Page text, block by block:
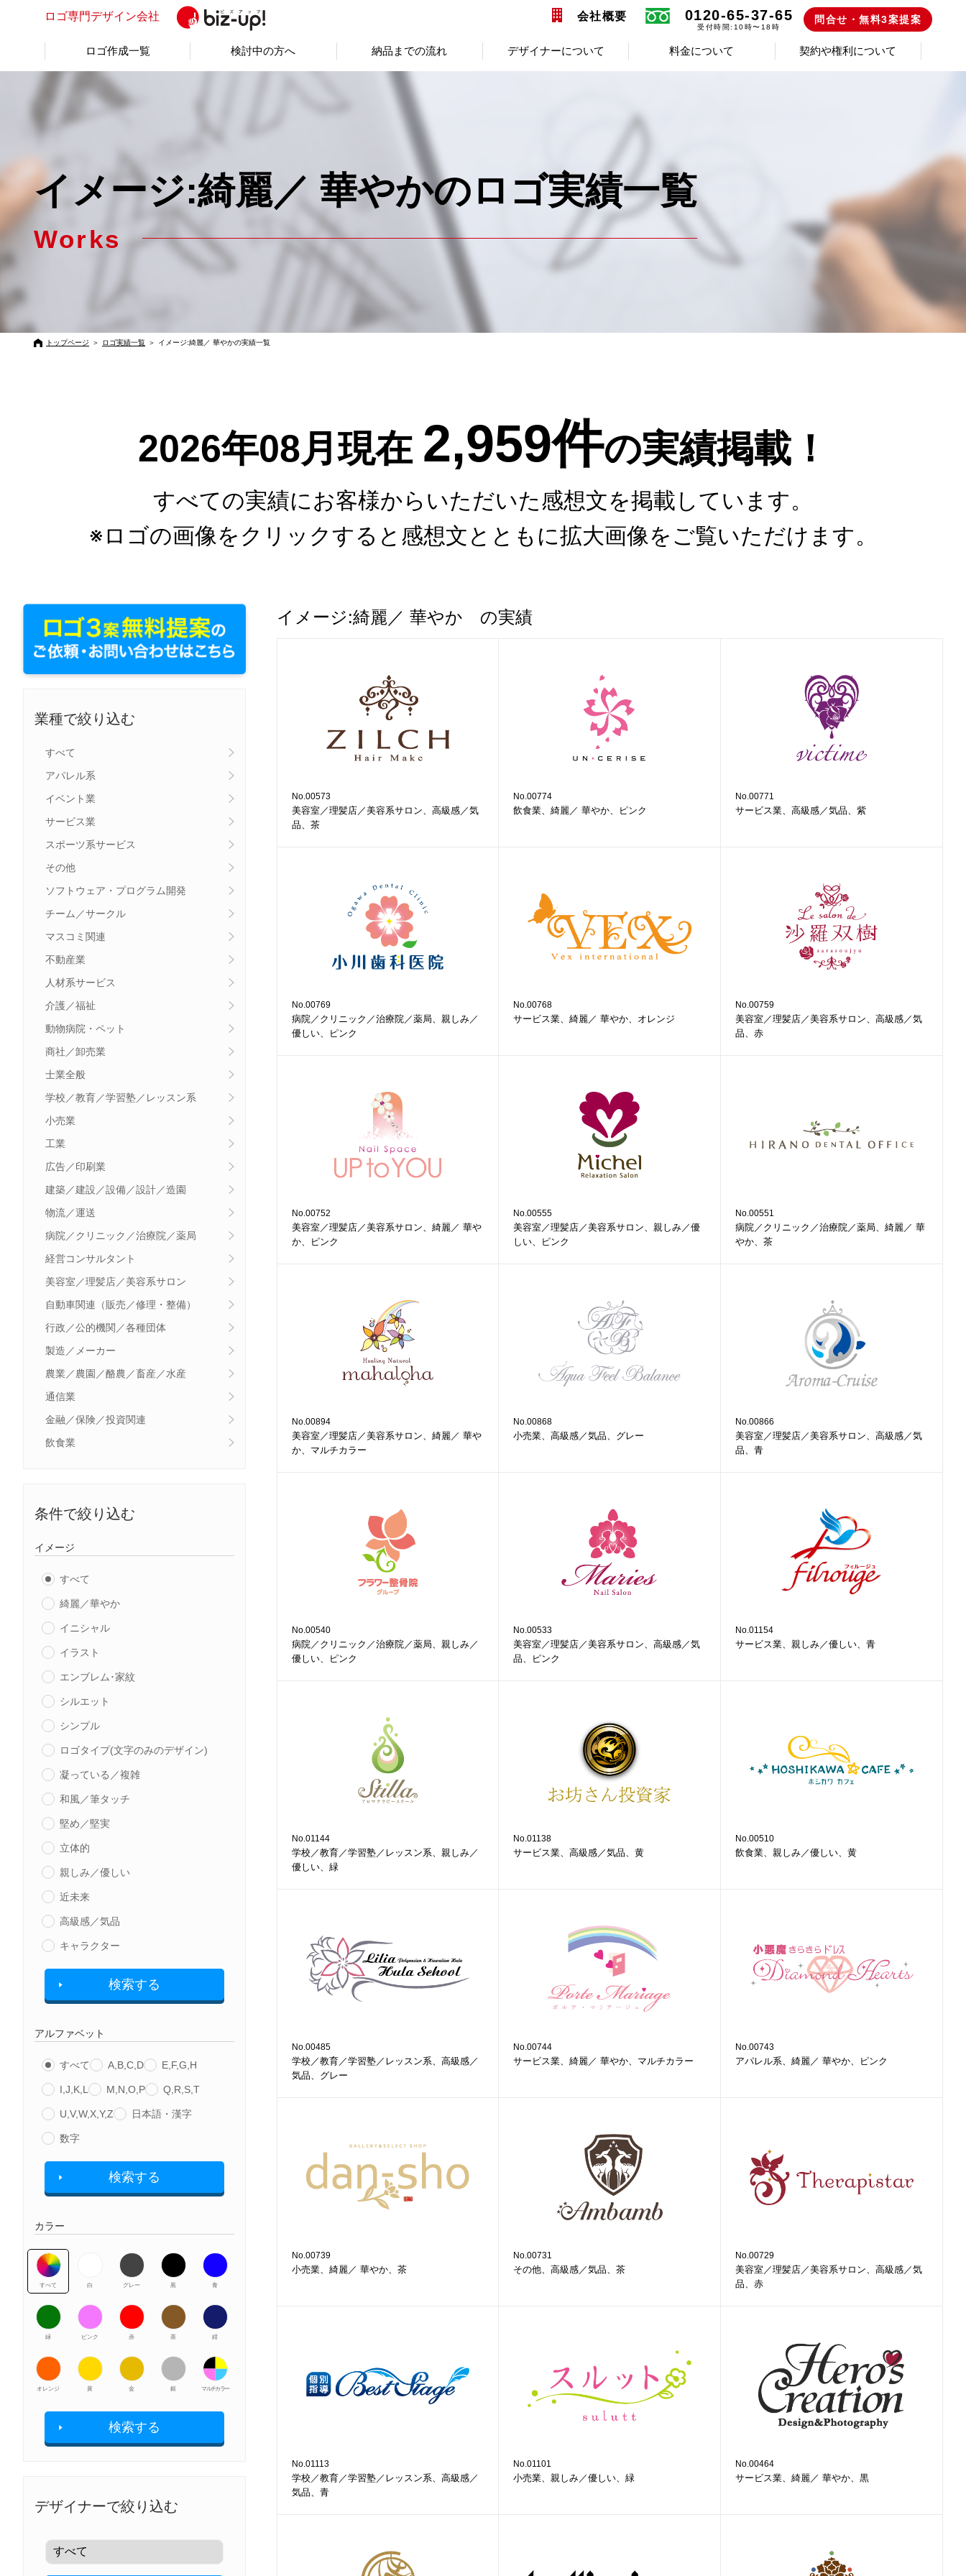
ロゴ専門デザイン会社 会社概要 0120-65-37-65
受付時間:10時〜18時
問合せ・無料3案提案
ロゴ作成一覧 検討中の方へ 納品までの流れ デザイナーについて 料金について 契約や権利について
イメージ:綺麗／ 華やかのロゴ実績一覧
Works
トップページ ＞ ロゴ実績一覧 ＞ イメージ:綺麗／ 華やかの実績一覧
2026年08月現在 2,959件の実績掲載！
すべての実績にお客様からいただいた感想文を掲載しています。
※ロゴの画像をクリックすると感想文とともに拡大画像をご覧いただけます。
業種で絞り込む
すべて
アパレル系
イベント業
サービス業
スポーツ系サービス
その他
ソフトウェア・プログラム開発
チーム／サークル
マスコミ関連
不動産業
人材系サービス
介護／福祉
動物病院・ペット
商社／卸売業
士業全般
学校／教育／学習塾／レッスン系
小売業
工業
広告／印刷業
建築／建設／設備／設計／造園
物流／運送
病院／クリニック／治療院／薬局
経営コンサルタント
美容室／理髪店／美容系サロン
自動車関連（販売／修理・整備）
行政／公的機関／各種団体
製造／メーカー
農業／農園／酪農／畜産／水産
通信業
金融／保険／投資関連
飲食業
条件で絞り込む
イメージ
すべて
綺麗／華やか
イニシャル
イラスト
エンブレム･家紋
シルエット
シンプル
ロゴタイプ(文字のみのデザイン)
凝っている／複雑
和風／筆タッチ
堅め／堅実
立体的
親しみ／優しい
近未来
高級感／気品
キャラクター
検索する
アルファベット
すべて A,B,C,D E,F,G,H
I,J,K,L M,N,O,P Q,R,S,T
U,V,W,X,Y,Z 日本語・漢字
数字
検索する
カラー
すべて 白 グレー 黒 青
緑 ピンク 赤 茶 紺
オレンジ 黃 金 銀 マルチカラー
検索する
デザイナーで絞り込む
イメージ:綺麗／ 華やか の実績
No.00573
美容室／理髪店／美容系サロン、高級感／気
品、茶
No.00774
飲食業、綺麗／ 華やか、ピンク
No.00771
サービス業、高級感／気品、紫
No.00769
病院／クリニック／治療院／薬局、親しみ／
優しい、ピンク
No.00768
サービス業、綺麗／ 華やか、オレンジ
No.00759
美容室／理髪店／美容系サロン、高級感／気
品、赤
No.00752
美容室／理髪店／美容系サロン、綺麗／ 華や
か、ピンク
No.00555
美容室／理髪店／美容系サロン、親しみ／優
しい、ピンク
No.00551
病院／クリニック／治療院／薬局、綺麗／ 華
やか、茶
No.00894
美容室／理髪店／美容系サロン、綺麗／ 華や
か、マルチカラー
No.00868
小売業、高級感／気品、グレー
No.00866
美容室／理髪店／美容系サロン、高級感／気
品、青
No.00540
病院／クリニック／治療院／薬局、親しみ／
優しい、ピンク
No.00533
美容室／理髪店／美容系サロン、高級感／気
品、ピンク
No.01154
サービス業、親しみ／優しい、青
No.01144
学校／教育／学習塾／レッスン系、親しみ／
優しい、緑
No.01138
サービス業、高級感／気品、黄
No.00510
飲食業、親しみ／優しい、黄
No.00485
学校／教育／学習塾／レッスン系、高級感／
気品、グレー
No.00744
サービス業、綺麗／ 華やか、マルチカラー
No.00743
アパレル系、綺麗／ 華やか、ピンク
No.00739
小売業、綺麗／ 華やか、茶
No.00731
その他、高級感／気品、茶
No.00729
美容室／理髪店／美容系サロン、高級感／気
品、赤
No.01113
学校／教育／学習塾／レッスン系、高級感／
気品、青
No.01101
小売業、親しみ／優しい、緑
No.00464
サービス業、綺麗／ 華やか、黒